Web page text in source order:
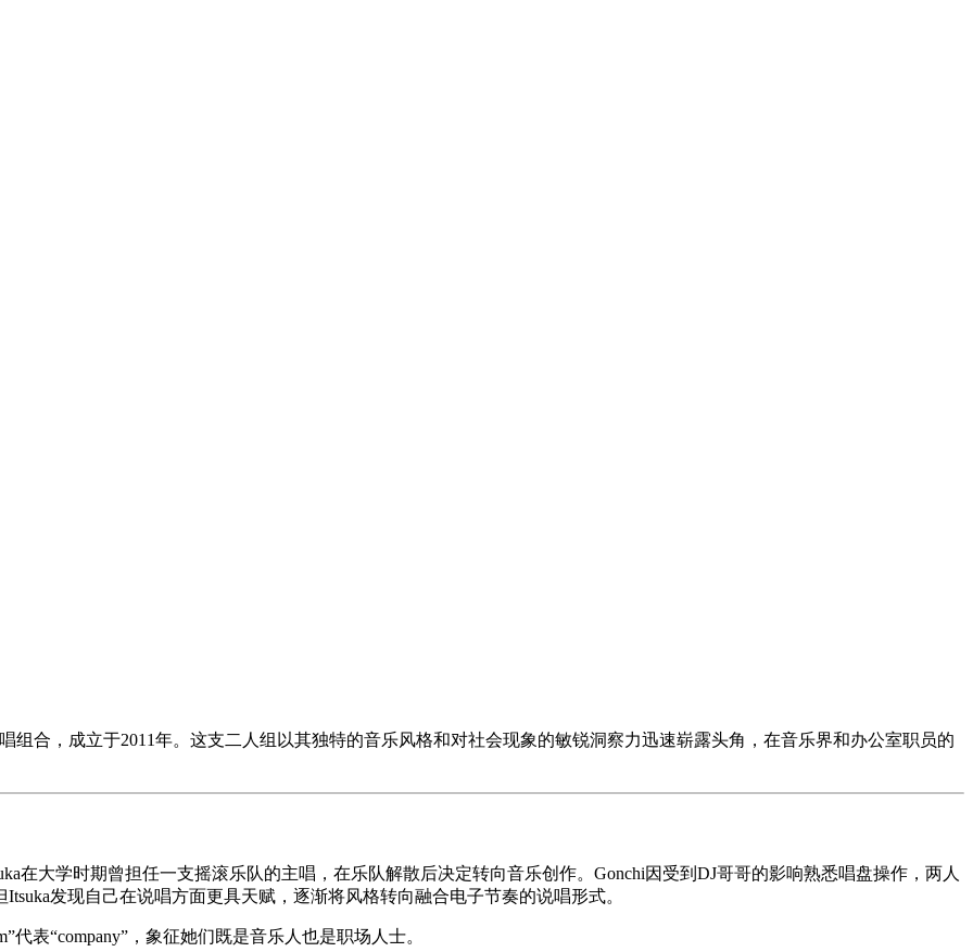
组合，成立于2011年。这支二人组以其独特的音乐风格和对社会现象的敏锐洞察力迅速崭露头角，在音乐界和办公室职员的
在大学时期曾担任一支摇滚乐队的主唱，在乐队解散后决定转向音乐创作。Gonchi因受到DJ哥哥的影响熟悉唱盘操作，两人
发现自己在说唱方面更具天赋，逐渐将风格转向融合电子节奏的说唱形式。
代表“company”，象征她们既是音乐人也是职场人士。